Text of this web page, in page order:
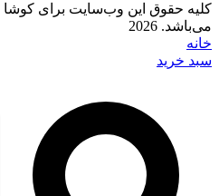
کلیه حقوق این وب‌سایت برای کوشا
می‌باشد. 2026
خانه
سبد خرید